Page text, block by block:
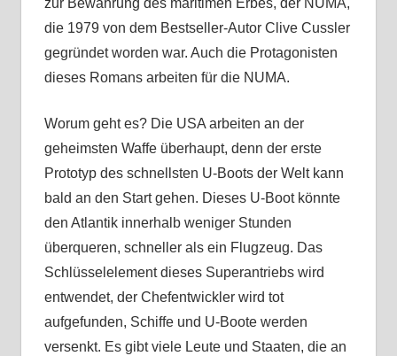
zur Bewahrung des maritimen Erbes, der NUMA,
die 1979 von dem Bestseller-Autor Clive Cussler
gegründet worden war. Auch die Protagonisten
dieses Romans arbeiten für die NUMA.
Worum geht es? Die USA arbeiten an der
geheimsten Waffe überhaupt, denn der erste
Prototyp des schnellsten U-Boots der Welt kann
bald an den Start gehen. Dieses U-Boot könnte
den Atlantik innerhalb weniger Stunden
überqueren, schneller als ein Flugzeug. Das
Schlüsselelement dieses Superantriebs wird
entwendet, der Chefentwickler wird tot
aufgefunden, Schiffe und U-Boote werden
versenkt. Es gibt viele Leute und Staaten, die an